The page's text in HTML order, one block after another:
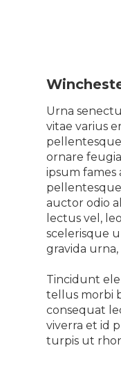
Urna
vitae varius
ornare
ipsum
auctor odio
lectus vel,
scelerisque
gravida
Tincidunt
tellus morbi
consequat
viverra et id
turpis ut